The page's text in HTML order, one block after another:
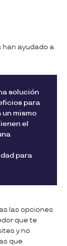
ayudado a
solución
para
un mismo
el
para
las opciones
que te
y no
que